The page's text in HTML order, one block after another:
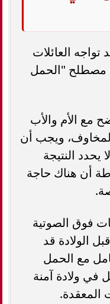
تواجه العائلات
مصطلح "الحمل
مع الأم والأب
ويجب أن
النتيجة
أن هناك حاجة
فوق الصوتية
الولادة قد
مع الحمل
في ولادة آمنة
المعقدة.